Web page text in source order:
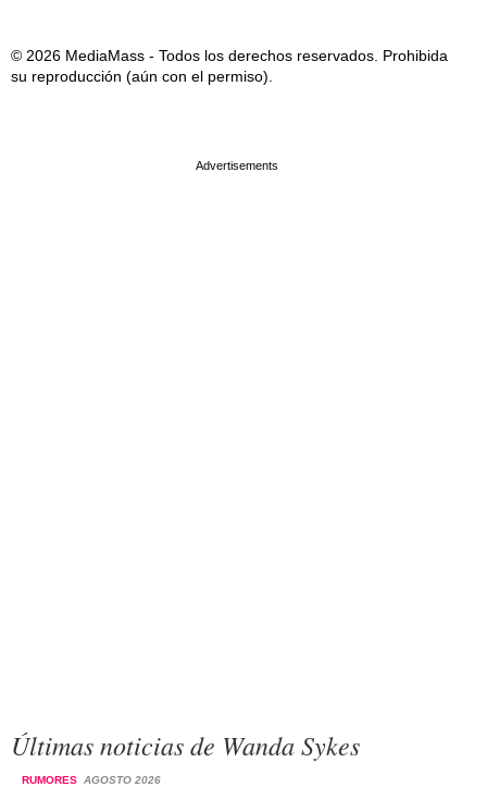
© 2026 MediaMass - Todos los derechos reservados. Prohibida
su reproducción (aún con el permiso).
Últimas noticias de Wanda Sykes
RUMORES AGOSTO 2026